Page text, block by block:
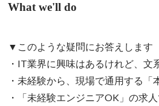
What we'll do
▼このような疑問にお答えします
・IT業界に興味はあるけれど、文
・未経験から、現場で通用する「
・「未経験エンジニアOK」の求